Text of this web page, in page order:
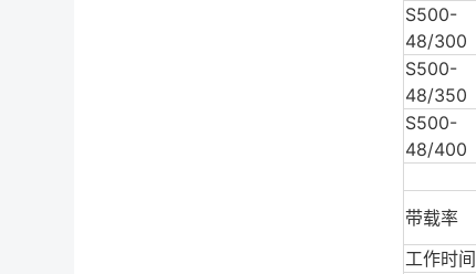
S500-
48/300
S500-
48/350
S500-
48/400
带载率
工作时间